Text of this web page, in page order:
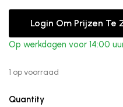
Login Om Prijzen Te
Op werkdagen voor 14:00
1 op voorraad
Quantity